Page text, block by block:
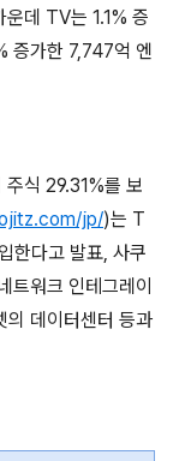
데 TV는 1.1% 증
증가한 7,747억 엔
주식 29.31%를 보
jp/)는 T
한다고 발표, 사쿠
트워크 인테그레이
의 데이터센터 등과